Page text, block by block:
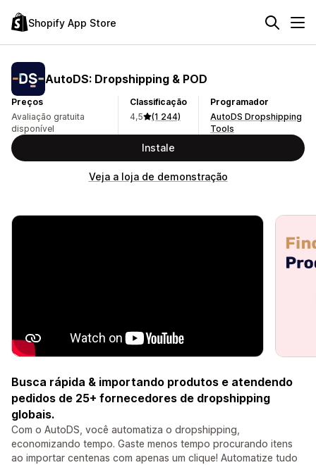
Shopify App Store
AutoDS: Dropshipping & POD
Preços
Avaliação gratuita
disponível
Classificação
4,5
(1 244)
Programador
AutoDS Dropshipping
Tools
Instale
Veja a loja de demonstração
Busca rápida & importando produtos e atendendo
pedidos de 25+ fornecedores de dropshipping
globais.
Com o AutoDS, você automatiza o dropshipping,
economizando tempo. Gaste menos tempo procurando itens
ao importar centenas com apenas um clique! Automatize tudo